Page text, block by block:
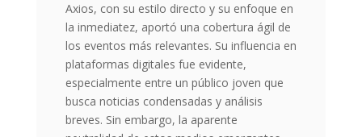
Axios, con su estilo directo y su enfoque en
la inmediatez, aportó una cobertura ágil de
los eventos más relevantes. Su influencia en
plataformas digitales fue evidente,
especialmente entre un público joven que
busca noticias condensadas y análisis
breves. Sin embargo, la aparente